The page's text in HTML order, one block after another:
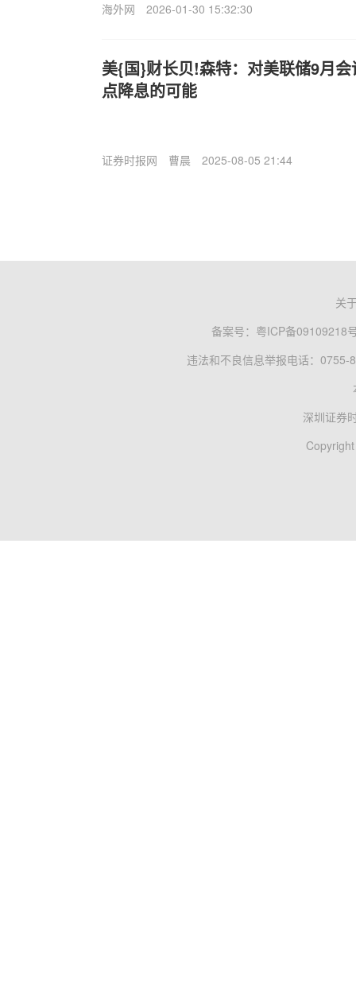
海外网 2026-01-30 15:32:30
美{国}财长贝!森特：对美联储9月
点降息的可能
证券时报网 曹晨 2025-08-05 21:44
关
备案号： 粤ICP备09109218
违法和不良信息举报电话：0755-
深圳证券